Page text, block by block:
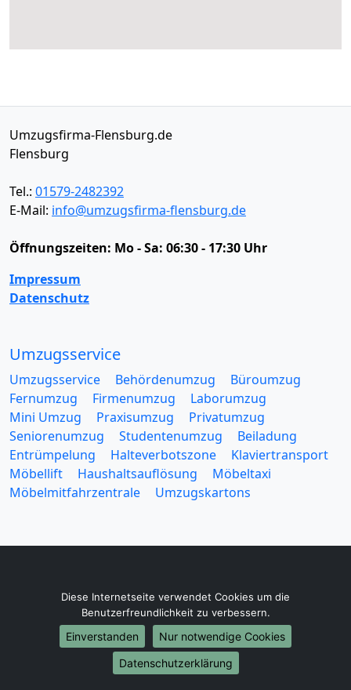
Umzugsfirma-Flensburg.de
Flensburg
Tel.: 01579-2482392
E-Mail: info@umzugsfirma-flensburg.de
Öffnungszeiten: Mo - Sa: 06:30 - 17:30 Uhr
Impressum
Datenschutz
Umzugsservice
Umzugsservice Behördenumzug
Büroumzug
Fernumzug
Firmenumzug
Laborumzug
Mini Umzug
Praxisumzug
Privatumzug
Seniorenumzug
Studentenumzug
Beiladung
Entrümpelung
Halteverbotszone
Klaviertransport
Möbellift
Haushaltsauflösung
Möbeltaxi
Möbelmitfahrzentrale
Umzugskartons
Europa-Umzüge
Umzug von Flensburg nach Belarus
Umzug von Flensburg nach Belgien
Umzug von Flensburg nach Bulgarien
Umzug von Flensburg nach Dänemark
Diese Internetseite verwendet Cookies um die
Benutzerfreundlichkeit zu verbessern.
Einverstanden
Nur notwendige Cookies
Datenschutzerklärung